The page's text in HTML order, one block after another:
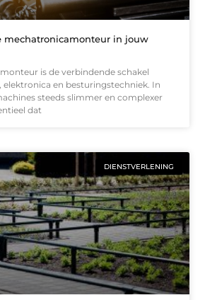
mechatronicamonteur in jouw
is de verbindende schakel
elektronica en besturingstechniek. In
steeds slimmer en complexer
dat
DIENSTVERLENING